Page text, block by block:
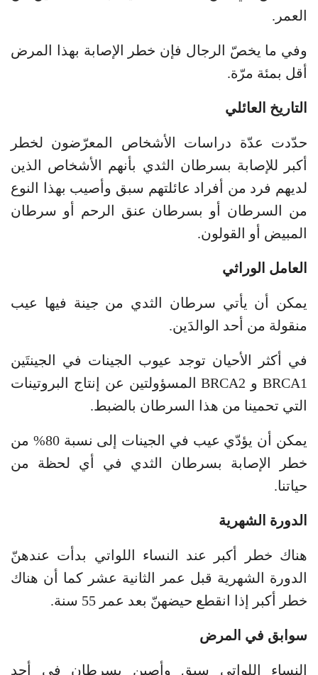
العمر.
وفي ما يخصّ الرجال فإن خطر الإصابة بهذا المرض
أقل بمئة مرّة.
التاريخ العائلي
حدّدت عدّة دراسات الأشخاص المعرّضون لخطر
أكبر للإصابة بسرطان الثدي بأنهم الأشخاص الذين
لديهم فرد من أفراد عائلتهم سبق وأصيب بهذا النوع
من السرطان أو بسرطان عنق الرحم أو سرطان
المبيض أو القولون.
العامل الوراثي
يمكن أن يأتي سرطان الثدي من جينة فيها عيب
منقولة من أحد الوالدَين.
في أكثر الأحيان توجد عيوب الجينات في الجينتَين
BRCA1 و BRCA2 المسؤولتين عن إنتاج البروتينات
التي تحمينا من هذا السرطان بالضبط.
يمكن أن يؤدّي عيب في الجينات إلى نسبة 80% من
خطر الإصابة بسرطان الثدي في أي لحظة من
حياتنا.
الدورة الشهرية
هناك خطر أكبر عند النساء اللواتي بدأت عندهنّ
الدورة الشهرية قبل عمر الثانية عشر كما أن هناك
خطر أكبر إذا انقطع حيضهنّ بعد عمر 55 سنة.
سوابق في المرض
النساء اللواتي سبق وأصِبن بسرطان في أحد